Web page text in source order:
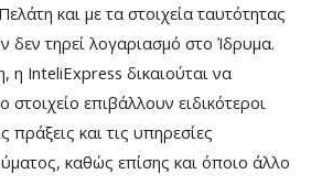
και με τα στοιχεία ταυτότητας
δεν τηρεί λογαριασμό στο Ίδρυμα.
η InteliExpress δικαιούται να
στοιχείο επιβάλλουν ειδικότεροι
πράξεις και τις υπηρεσίες
καθώς επίσης και όποιο άλλο